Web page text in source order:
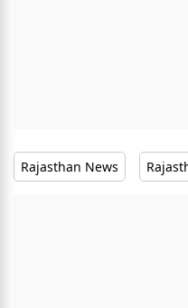
Rajasthan News